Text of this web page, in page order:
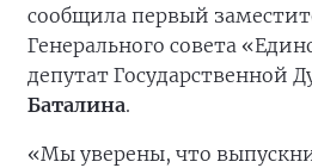
сообщила первый
Генерального совета
депутат Государственной
Баталина.
«Мы уверены, что